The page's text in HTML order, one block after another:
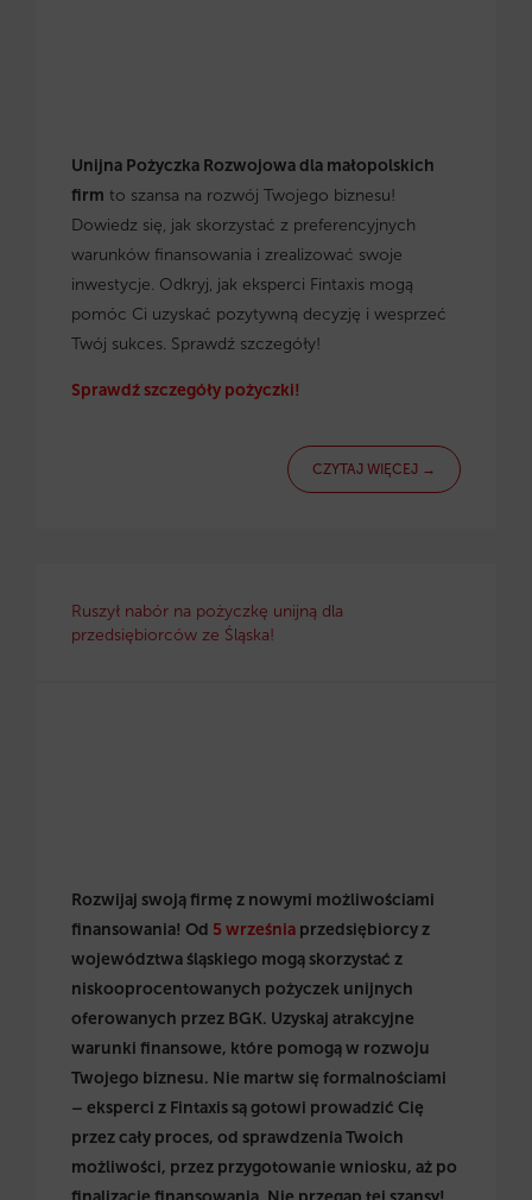
Unijna Pożyczka Rozwojowa dla małopolskich
firm to szansa na rozwój Twojego biznesu!
Dowiedz się, jak skorzystać z preferencyjnych
warunków finansowania i zrealizować swoje
inwestycje. Odkryj, jak eksperci Fintaxis mogą
pomóc Ci uzyskać pozytywną decyzję i wesprzeć
Twój sukces. Sprawdź szczegóły!
Sprawdź szczegóły pożyczki!
CZYTAJ WIĘCEJ →
Ruszył nabór na pożyczkę unijną dla
przedsiębiorców ze Śląska!
Rozwijaj swoją firmę z nowymi możliwościami
finansowania! Od 5 września przedsiębiorcy z
województwa śląskiego mogą skorzystać z
niskooprocentowanych pożyczek unijnych
oferowanych przez BGK. Uzyskaj atrakcyjne
warunki finansowe, które pomogą w rozwoju
Twojego biznesu. Nie martw się formalnościami
– eksperci z Fintaxis są gotowi prowadzić Cię
przez cały proces, od sprawdzenia Twoich
możliwości, przez przygotowanie wniosku, aż po